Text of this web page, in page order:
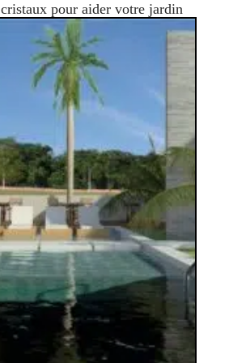
pour aider votre jardin